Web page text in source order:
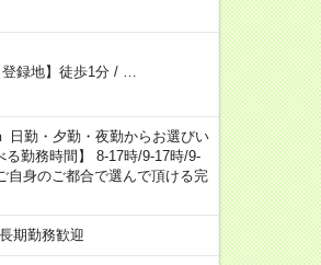
録地】徒歩1分/
勤・夕勤・夜勤からお選びい
勤務時間】 8-17時/9-17時/9-
自身のご都合で選んで頂ける完
期勤務歓迎